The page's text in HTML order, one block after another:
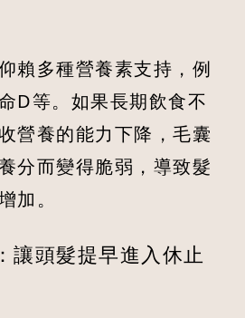
賴多種營養素支持，例
D等。如果長期飲食不
營養的能力下降，毛囊
分而變得脆弱，導致髮
加。
讓頭髮提早進入休止